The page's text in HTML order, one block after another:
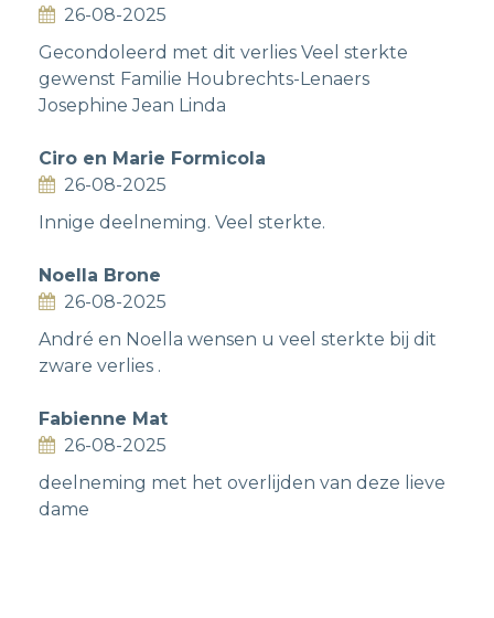
26-08-2025
Gecondoleerd met dit verlies Veel sterkte
gewenst Familie Houbrechts-Lenaers
Josephine Jean Linda
Ciro en Marie Formicola
26-08-2025
Innige deelneming. Veel sterkte.
Noella Brone
26-08-2025
André en Noella wensen u veel sterkte bij dit
zware verlies .
Fabienne Mat
26-08-2025
deelneming met het overlijden van deze lieve
dame